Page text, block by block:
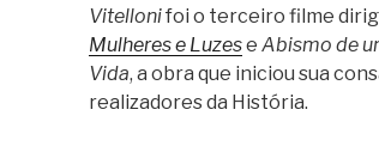
Vitellonifoi o terceiro filme
Mulheres e Luzese Abismo de
Vida, a obra que iniciou sua
realizadores da História.